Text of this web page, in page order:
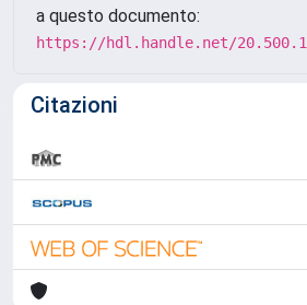
a questo documento:
https://hdl.handle.net/
Citazioni